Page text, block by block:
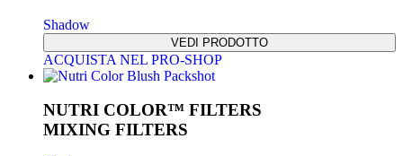
Shadow
VEDI PRODOTTO
ACQUISTA NEL PRO-SHOP
NUTRI COLOR™ FILTERS
MIXING FILTERS